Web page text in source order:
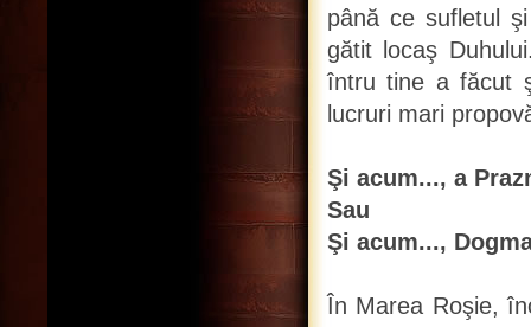
până ce sufletul
gătit locaş
întru tine a făcut
lucruri mari
Şi acum..., a
Sau
Şi acum...,
În Marea Roşie,